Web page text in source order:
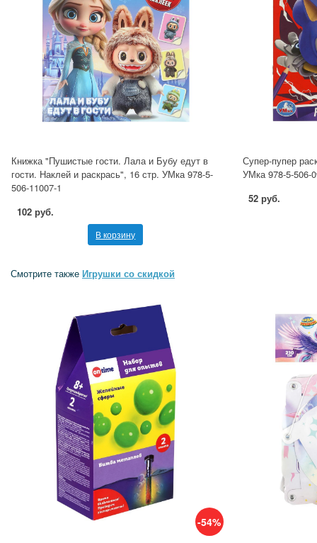
Книжка "Пушистые гости. Лала и Бубу едут в
гости. Наклей и раскрась", 16 стр. УМка 978-5-
506-11007-1
102 руб.
В корзину
Супер-пупер
УМка 978-5-506-
52 руб.
Смотрите также Игрушки со скидкой
-54%